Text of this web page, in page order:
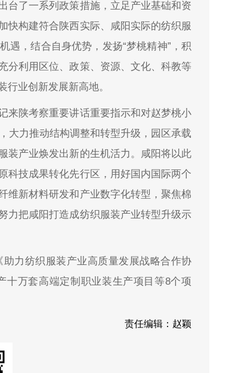
台了一系列政策措施，立足产业基础和资
快构建符合陕西实际、咸阳实际的纺织服
遇，结合自身优势，发扬“梦桃精神”，积
分利用区位、政策、资源、文化、科教等
业创新发展新高地。
来陕考察重要讲话重要指示和对赵梦桃小
大力推动结构调整和转型升级，园区承载
装产业焕发出新的生机活力。咸阳将以此
技成果转化先行区，用好国内国际两个
维新材料研发和产业数字化转型，聚焦棉
力把咸阳打造成纺织服装产业转型升级示
力纺织服装产业高质量发展战略合作协
十万套高端定制职业装生产项目等8个项
责任编辑：赵颖